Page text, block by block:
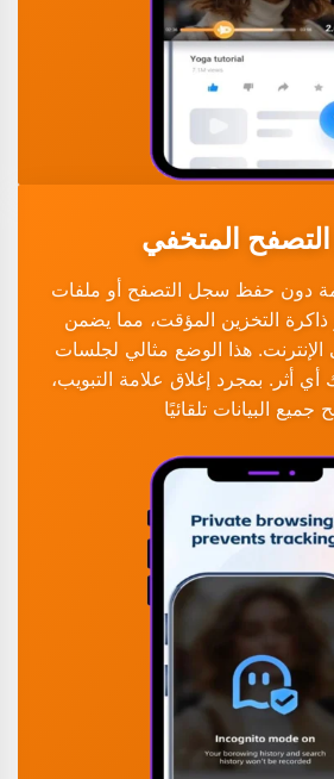
المتخفي
دون حفظ سجل التصفح أو ملفات
ذاكرة التخزين المؤقت، مما يضمن
هذا الوضع مثالي لجلسات
أثر. بمجرد إغلاق علامة التبويب،